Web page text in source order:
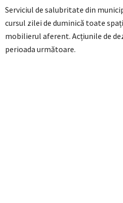
Serviciul de salubritate din
cursul zilei de duminică toate
mobilierul aferent. Acțiunile de
perioada următoare.